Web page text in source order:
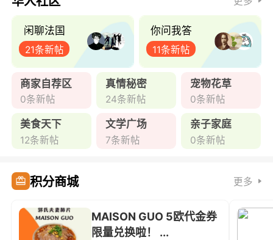
闲聊法国
21条新帖
你问我答
11条新帖
商家自荐区
0条新帖
真情秘密
24条新帖
宠物花草
0条新帖
美食天下
12条新帖
文学广场
7条新帖
亲子家庭
0条新帖
积分商城 更多
MAISON GUO 5欧代金券
限量兑换啦！ ...